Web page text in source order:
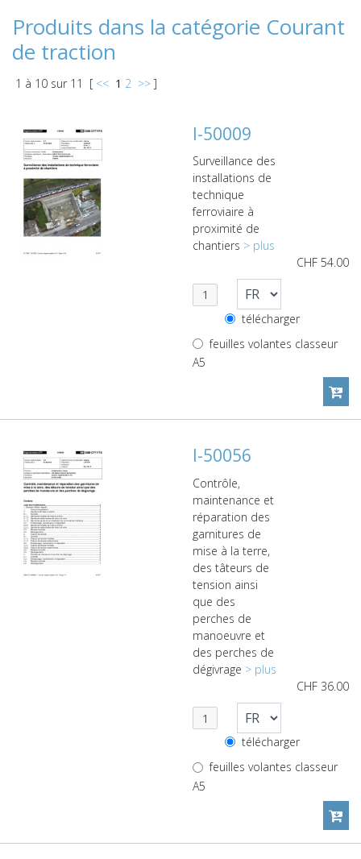
Produits dans la catégorie Courant
de traction
1 à 10 sur 11 [ << 1 2 >>]
I-50009
Surveillance des
installations de
technique
ferroviaire à
proximité de
chantiers > plus
CHF 54.00
télécharger
feuilles volantes classeur
A5
I-50056
Contrôle,
maintenance et
réparation des
garnitures de
mise à la terre,
des tâteurs de
tension ainsi
que des
perches de
manoeuvre et
des perches de
dégivrage > plus
CHF 36.00
télécharger
feuilles volantes classeur
A5